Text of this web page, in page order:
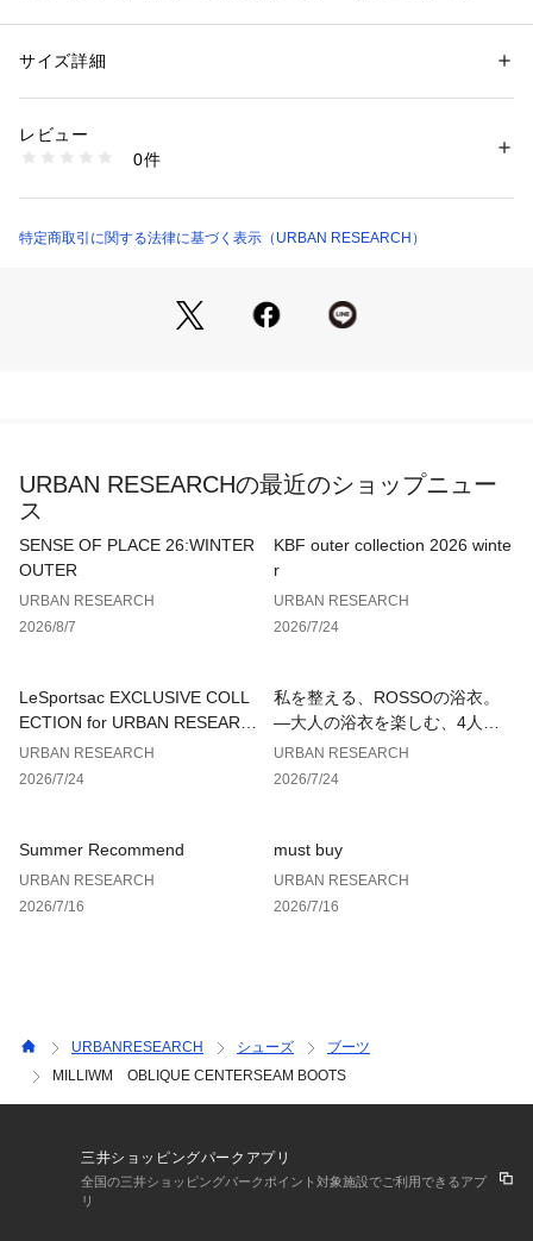
【スタッフ着用コメント】
先には少しゆとりがあります。37はつま先のゆとりが指一本分
普段の着用サイズ : 24cm
※靴箱破損につきましては、商品に不良が無い場合に限り出荷
させていただいております。予めご了承ください。
り、実際の色味と異なって見える場合がございます。予めご了
承ください。
▼お気に入り登録のおすすめ▼
お気に入り登録商品は、マイページにて現在の価格情報や在庫
状況の確認が可能です。
お買い物リストの管理に是非ご利用下さい。
性別：レディース
素材：-
洗濯：-
※詳しい洗濯方法については、商品の品質表示タグをご覧ください
812-2291-04-U16 （ショップ）
サイズ詳細
レビュー
0件
特定商取引に関する法律に基づく表示（URBAN RESEARCH）
URBAN RESEARCHの最近のショップニュー
ス
SENSE OF PLACE 26:WINTER
OUTER
URBAN RESEARCH
2026/8/7
KBF outer collection 2026 winte
r
URBAN RESEARCH
2026/7/24
LeSportsac EXCLUSIVE COLL
ECTION for URBAN RESEARC
H
URBAN RESEARCH
2026/7/24
私を整える、ROSSOの浴衣。
—大人の浴衣を楽しむ、4人のT
IPS—
URBAN RESEARCH
2026/7/24
Summer Recommend
URBAN RESEARCH
2026/7/16
must buy
URBAN RESEARCH
2026/7/16
URBANRESEARCH シューズ
ブーツ
MILLIWM OBLIQUE CENTERSEAM BOOTS
三井ショッピングパークアプリ
全国の三井ショッピングパークポイント対象施設でご利用できるアプ
リ